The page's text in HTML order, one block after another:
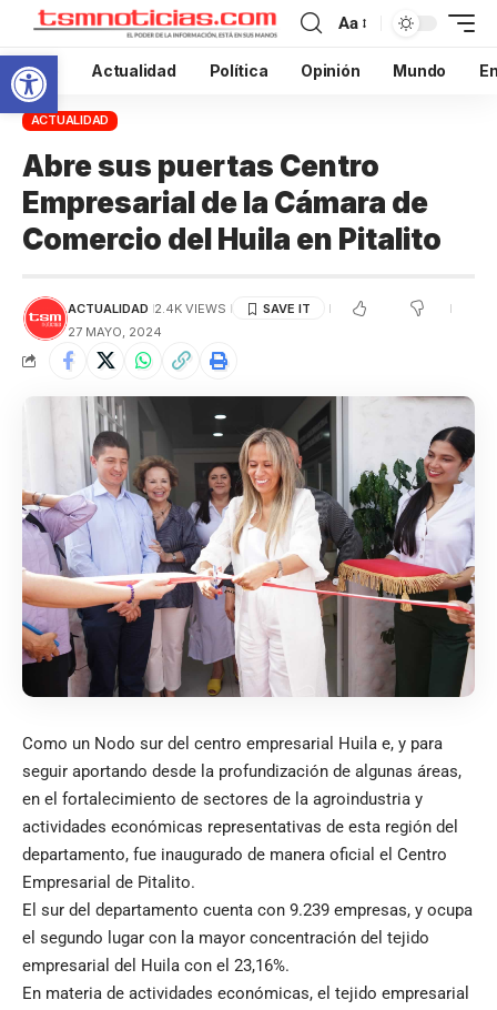
Abrir barra de herramientas
Aa
Inicio Actualidad Política Opinión Mundo
ACTUALIDAD
Abre sus puertas Centro
Empresarial de la Cámara de
Comercio del Huila en Pitalito
ACTUALIDAD 2.4K VIEWS
27 MAYO, 2024
Como un Nodo sur del centro empresarial Huila e, y para
seguir aportando desde la profundización de algunas áreas,
en el fortalecimiento de sectores de la agroindustria y
actividades económicas representativas de esta región del
departamento, fue inaugurado de manera oficial el Centro
Empresarial de Pitalito.
El sur del departamento cuenta con 9.239 empresas, y ocupa
el segundo lugar con la mayor concentración del tejido
empresarial del Huila con el 23,16%.
En materia de actividades económicas, el tejido empresarial